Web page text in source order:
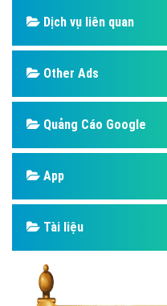
Dịch vụ liên quan
Other Ads
Quảng Cáo Google
App
Tài liệu